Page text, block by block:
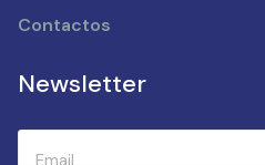
Contactos
Newsletter